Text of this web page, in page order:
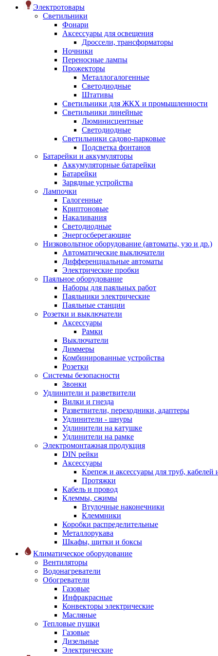
Электротовары
Светильники
Фонари
Аксессуары для освещения
Дроссели, трансформаторы
Ночники
Переносные лампы
Прожекторы
Металлогалогенные
Светодиодные
Штативы
Светильники для ЖКХ и промышленности
Светильники линейные
Люминисцентные
Светодиодные
Светильники садово-парковые
Подсветка фонтанов
Батарейки и аккумуляторы
Аккумуляторные батарейки
Батарейки
Зарядные устройства
Лампочки
Галогенные
Криптоновые
Накаливания
Светодиодные
Энергосберегающие
Низковольтное оборудование (автоматы, узо и др.)
Автоматические выключатели
Дифференциальные автоматы
Электрические пробки
Паяльное оборудование
Наборы для паяльных работ
Паяльники электрические
Паяльные станции
Розетки и выключатели
Аксессуары
Рамки
Выключатели
Диммеры
Комбинированные устройства
Розетки
Системы безопасности
Звонки
Удлинители и разветвители
Вилки и гнезда
Разветвители, переходники, адаптеры
Удлинители - шнуры
Удлинители на катушке
Удлинители на рамке
Электромонтажная продукция
DIN рейки
Аксессуары
Крепеж и аксессуары для труб, кабелей
Протяжки
Кабель и провод
Клеммы, сжимы
Втулочные наконечники
Клеммники
Коробки распределительные
Металлорукава
Шкафы, щитки и боксы
Климатическое оборудование
Вентиляторы
Водонагреватели
Обогреватели
Газовые
Инфракрасные
Конвекторы электрические
Масляные
Тепловые пушки
Газовые
Дизельные
Электрические